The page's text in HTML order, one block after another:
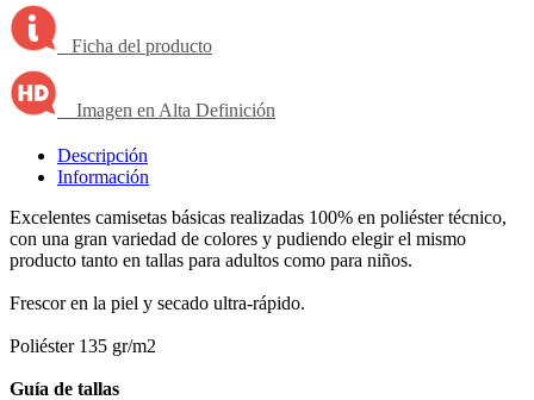
Ficha del producto
Imagen en Alta Definición
Descripción
Información
Excelentes camisetas básicas realizadas 100% en poliéster técnico,
con una gran variedad de colores y pudiendo elegir el mismo
producto tanto en tallas para adultos como para niños.
Frescor en la piel y secado ultra-rápido.
Poliéster 135 gr/m2
Guía de tallas